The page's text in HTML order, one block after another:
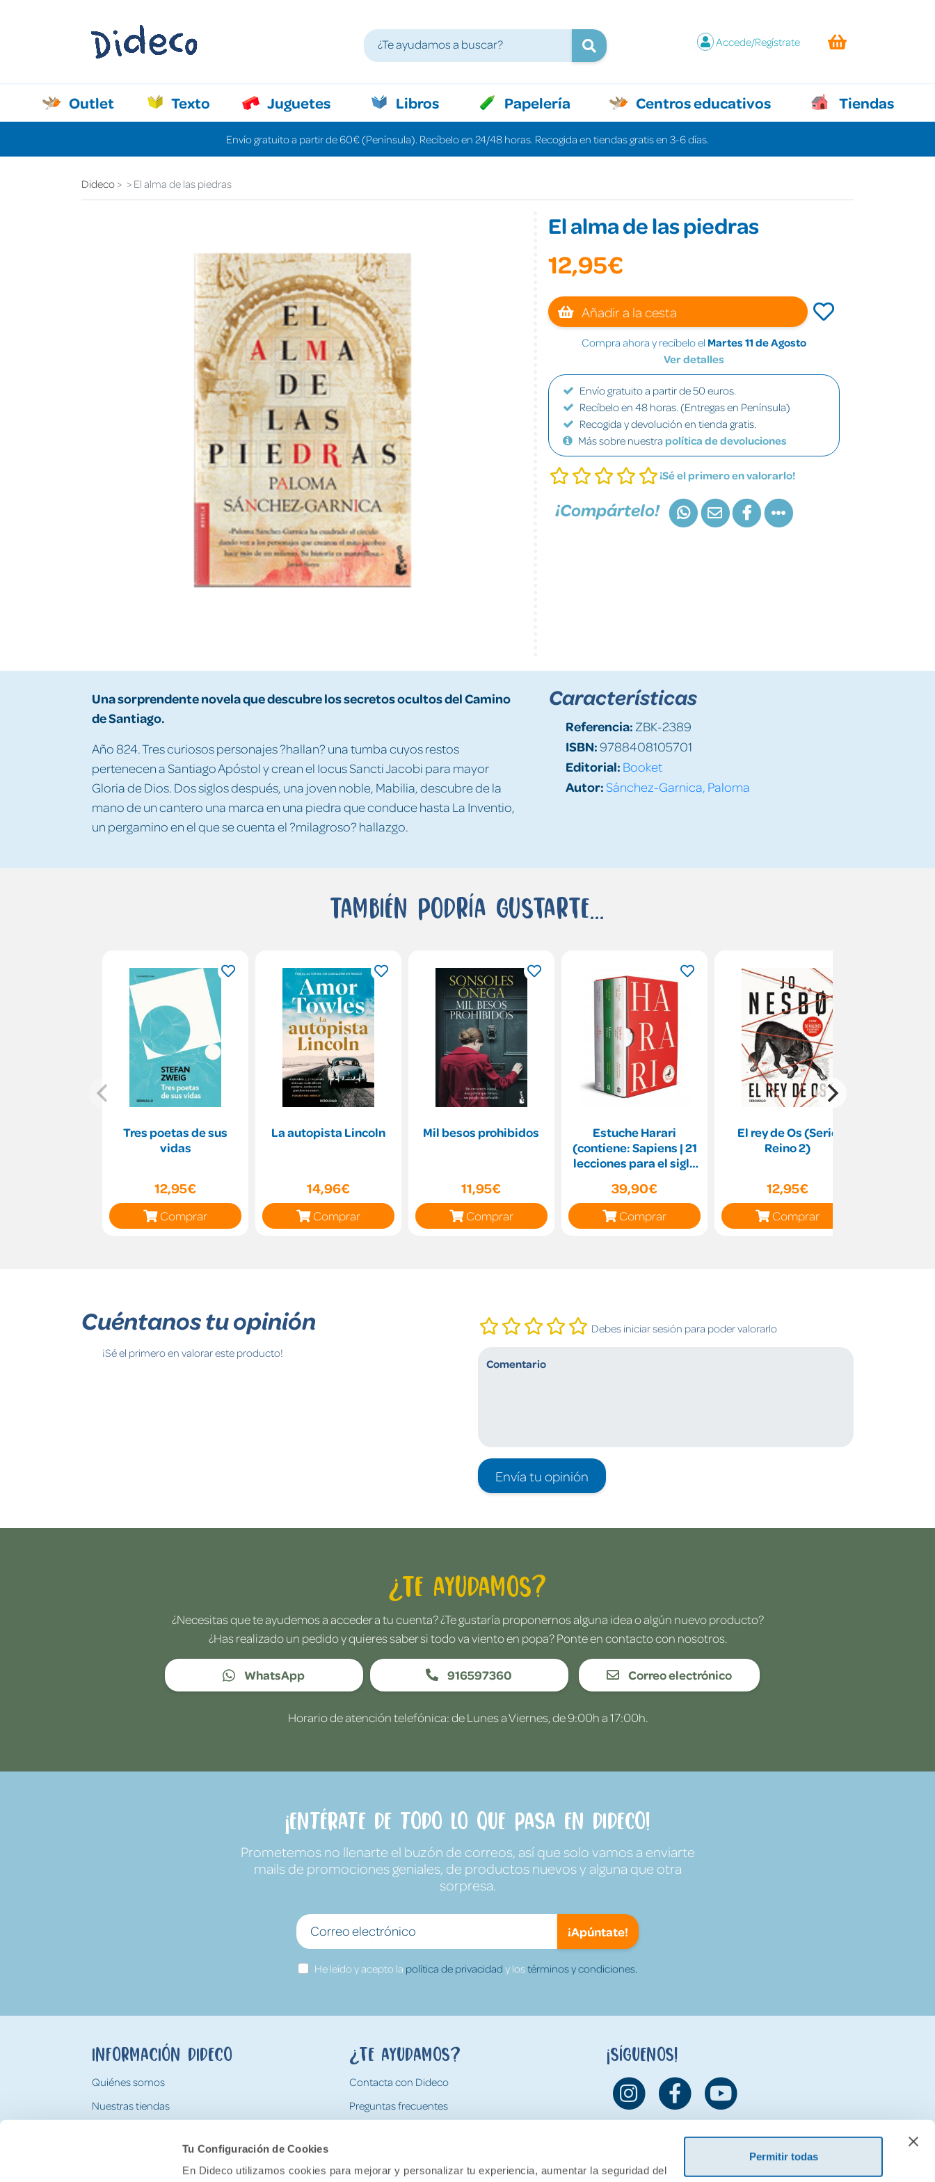
Tu Configuración de Cookies
En Dideco utilizamos cookies para mejorar y personalizar tu experiencia, aumentar la seguridad del
Permitir todas
Accede/Regístrate
Outlet Texto Juguetes Libros Papelería Centros educativos Tiendas
Envío gratuito a partir de 60€ (Península). Recíbelo en 24/48 horas. Recogida en tiendas gratis en 3-6 días.
Dideco El alma de las piedras
El alma de las piedras
12,95€
Añadir a la cesta
Compra ahora y recíbelo el Martes 11 de Agosto
Ver detalles
Envío gratuito a partir de 50 euros.
Recíbelo en 48 horas. (Entregas en Península)
Recogida y devolución en tienda gratis.
Más sobre nuestra política de devoluciones
¡Sé el primero en valorarlo!
¡Compártelo!
Una sorprendente novela que descubre los secretos ocultos del Camino
de Santiago.
Año 824. Tres curiosos personajes ?hallan? una tumba cuyos restos
pertenecen a Santiago Apóstol y crean el Iocus Sancti Jacobi para mayor
Gloria de Dios. Dos siglos después, una joven noble, Mabilia, descubre de la
mano de un cantero una marca en una piedra que conduce hasta La Inventio,
un pergamino en el que se cuenta el ?milagroso? hallazgo.
Características
Referencia: ZBK-2389
ISBN:9788408105701
Editorial: Booket
Autor:Sánchez-Garnica, Paloma
También podría gustarte...
Tres poetas de sus
vidas
12,95€
Comprar
La autopista Lincoln
14,96€
Comprar
Mil besos prohibidos
11,95€
Comprar
Estuche Harari
(contiene: Sapiens | 21
lecciones para el siglo
39,90€
Comprar
El rey de Os (Serie
Reino 2)
12,95€
Comprar
Cuéntanos tu opinión
¡Sé el primero en valorar este producto!
Debes iniciar sesión para poder valorarlo
Envía tu opinión
¿Te ayudamos?
¿Necesitas que te ayudemos a acceder a tu cuenta? ¿Te gustaría proponernos alguna idea o algún nuevo producto?
¿Has realizado un pedido y quieres saber si todo va viento en popa? Ponte en contacto con nosotros.
WhatsApp 916597360 Correo electrónico
Horario de atención telefónica: de Lunes a Viernes, de 9:00h a 17:00h.
¡Entérate de todo lo que pasa en Dideco!
Prometemos no llenarte el buzón de correos, así que solo vamos a enviarte
mails de promociones geniales, de productos nuevos y alguna que otra
sorpresa.
¡Apúntate!
He leído y acepto la política de privacidad y lostérminos y condiciones.
Información Dideco
Quiénes somos
Nuestras tiendas
Tarjeta Regalo Dideco
¿Te ayudamos?
Contacta con Dideco
Preguntas frecuentes
Devoluciones
¡Síguenos!